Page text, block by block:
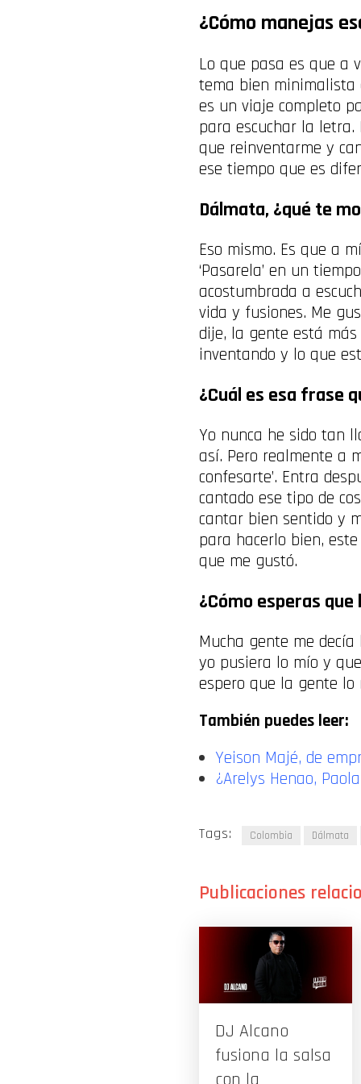
¿Cómo manejas
Lo que pasa es que a
tema bien minimalista
es un viaje completo
para escuchar la
que reinventarme y
ese tiempo que es
Dálmata, ¿qué te
Eso mismo. Es que a
‘Pasarela’ en un
acostumbrada a
vida y fusiones. Me
dije, la gente está
inventando y lo que
¿Cuál es esa frase
Yo nunca he sido tan
así. Pero realmente a
confesarte’. Entra
cantado ese tipo de
cantar bien sentido y
para hacerlo bien,
que me gustó.
¿Cómo esperas
Mucha gente me
yo pusiera lo mío y
espero que la gente lo
También puedes leer:
Yeison Majé, de
¿Arelys Henao,
Tags: Colombia Dálmata
DJ Alcano
fusiona la salsa